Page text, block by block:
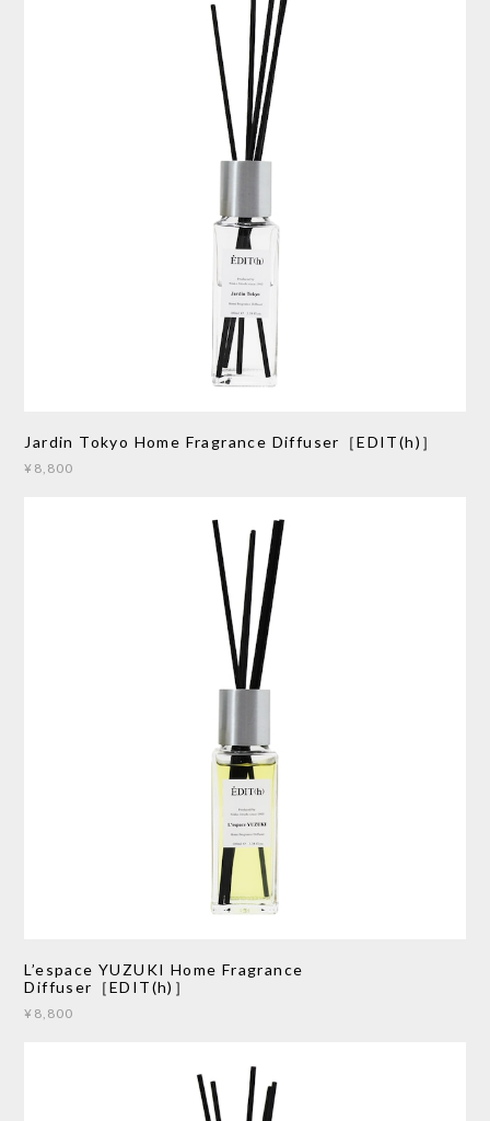
Jardin Tokyo Home Fragrance Diffuser［EDIT(h)］
¥8,800
L’espace YUZUKI Home Fragrance
Diffuser［EDIT(h)］
¥8,800